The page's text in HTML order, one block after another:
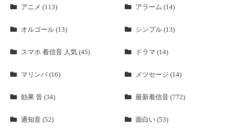
アニメ (113) アラーム (14)
オルゴール (13) シンプル (13)
スマホ 着信音 人気 (45) ドラマ (14)
マリンバ (16) メツセージ (14)
効果 音 (34) 最新着信音 (772)
通知音 (52) 面白い (53)